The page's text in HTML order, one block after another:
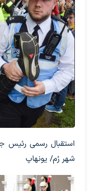
استقبال رسمی رئیس
شهر رُم/ یونهاپ